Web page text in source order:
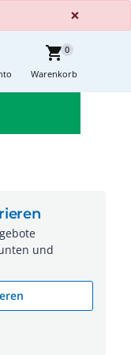
×
shopping_cart0
Warenkorb
und